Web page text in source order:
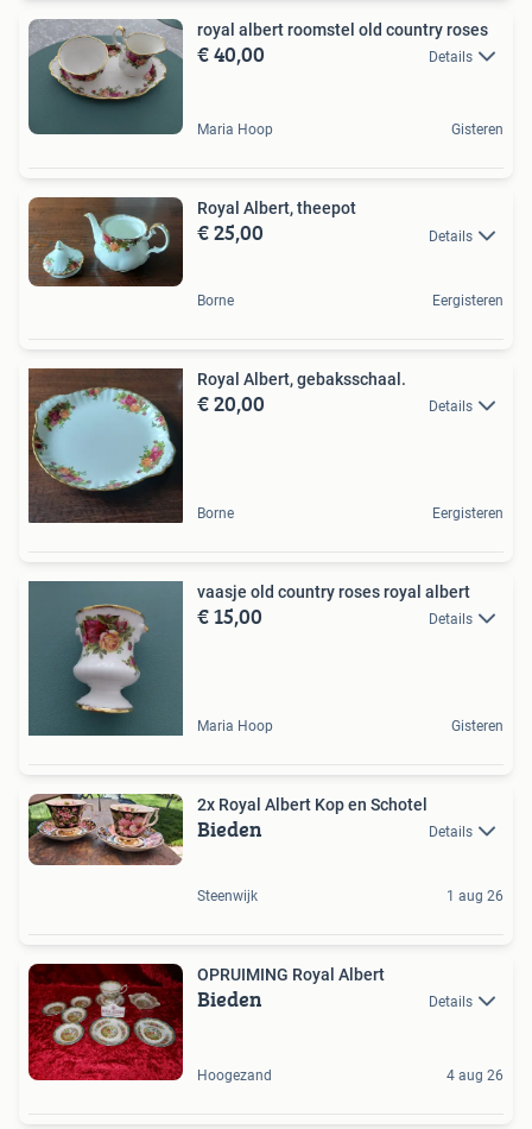
royal albert roomstel old country roses
€ 40,00 Details
Maria Hoop Gisteren
Royal Albert, theepot
€ 25,00 Details
Borne Eergisteren
Royal Albert, gebaksschaal.
€ 20,00 Details
Borne Eergisteren
vaasje old country roses royal albert
€ 15,00 Details
Maria Hoop Gisteren
2x Royal Albert Kop en Schotel
Bieden Details
Steenwijk 1 aug 26
OPRUIMING Royal Albert
Bieden Details
Hoogezand 4 aug 26